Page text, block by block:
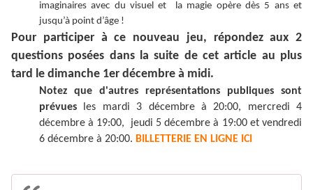
imaginaires avec du visuel et la magie opère dès 5 ans et
jusqu’à point d’âge !
Pour participer à ce nouveau jeu, répondez aux 2
questions posées dans la suite de cet article au plus
tard le dimanche 1er décembre à midi.
Notez que d'autres représentations publiques sont
prévues les mardi 3 décembre à 20:00, mercredi 4
décembre à 19:00, jeudi 5 décembre à 19:00 et vendredi
6 décembre à 20:00. BILLETTERIE EN LIGNE ICI